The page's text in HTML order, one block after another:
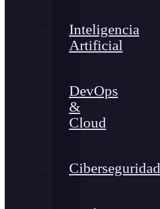
Inteligencia
Artificial
DevOps
&
Cloud
Ciberseguridad